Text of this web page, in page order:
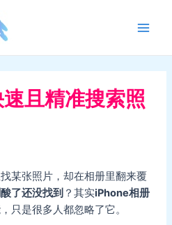
且精准搜索照
某张照片，却在相册里翻来覆
了还没找到 ？其实iPhone相册
只是很多人都忽略了它。